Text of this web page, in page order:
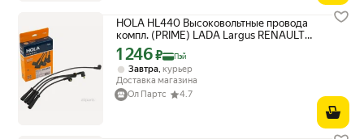
HOLA HL440 Высоковольтные провода
компл. (PRIME) LADA Largus RENAULT
Logan 1.4 1.6
Цена с картой Яндекс Пэй 1246 ₽ вместо
1 246₽ Пэй
Завтра, курьер
Доставка магазина
Ол Партс
4.7